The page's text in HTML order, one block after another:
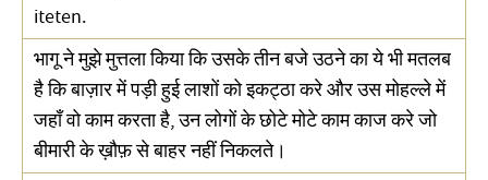
iteten.
भागू ने मुझे मुत्तला किया कि उसके तीन बजे उठने का ये भी मतलब
है कि बाज़ार में पड़ी हुई लाशों को इकट्ठा करे और उस मोहल्ले में
जहाँ वो काम करता है, उन लोगों के छोटे मोटे काम काज करे जो
बीमारी के ख़ौफ़ से बाहर नहीं निकलते।